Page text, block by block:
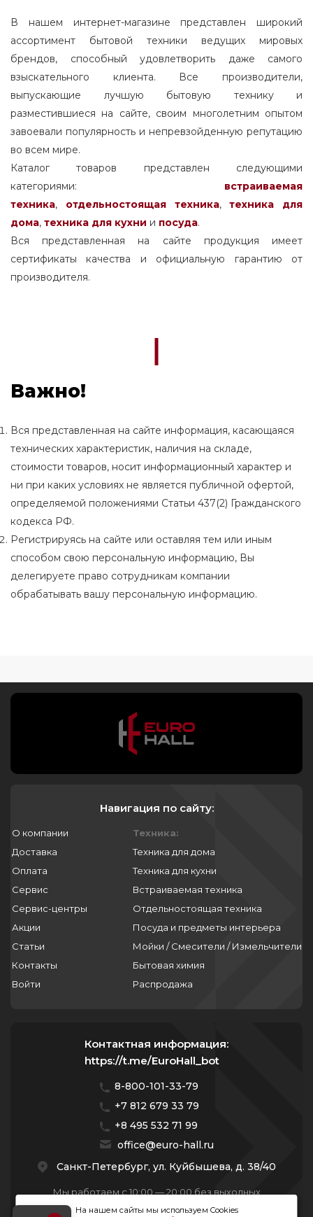
В нашем интернет-магазине представлен широкий
ассортимент бытовой техники ведущих мировых
брендов, способный удовлетворить даже самого
взыскательного клиента. Все производители,
выпускающие лучшую бытовую технику и
разместившиеся на сайте, своим многолетним опытом
завоевали популярность и непревзойденную репутацию
во всем мире.
Каталог товаров представлен следующими
категориями: встраиваемая
техника, отдельностоящаятехника,
техника для
дома, техника для кухни и посуда.
Вся представленная на сайте продукция имеет
сертификаты качества и официальную гарантию от
производителя.
Важно!
Вся представленная на сайте информация, касающаяся
технических характеристик, наличия на складе,
стоимости товаров, носит информационный характер и
ни при каких условиях не является публичной офертой,
определяемой положениями Статьи 437(2) Гражданского
кодекса РФ.
Регистрируясь на сайте или оставляя тем или иным
способом свою персональную информацию, Вы
делегируете право сотрудникам компании
обрабатывать вашу персональную информацию.
Навигация по сайту:
О компании
Доставка
Оплата
Сервис
Сервис-центры
Акции
Статьи
Контакты
Войти
Техника:
Техника для дома
Техника для кухни
Встраиваемая техника
Отдельностоящая техника
Посуда и предметы интерьера
Мойки / Смесители / Измельчители
Бытовая химия
Распродажа
Контактная информация:
https://t.me/EuroHall_bot
8-800-101-33-79
+7 812 679 33 79
+8 495 532 71 99
office@euro-hall.ru
Санкт-Петербург, ул. Куйбышева, д. 38/40
Мы работаем с 10:00 — 20:00 без выходных
На нашем сайты мы используем Cookies